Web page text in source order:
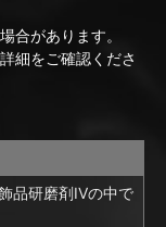
合があります。
細をご確認くださ
品研磨剤IVの中で